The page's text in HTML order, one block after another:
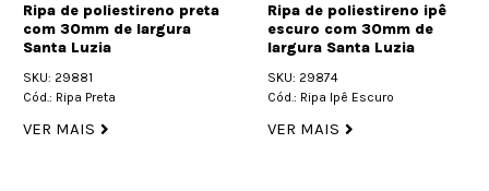
Ripa de poliestireno preta
com 30mm de largura
Santa Luzia
SKU: 29881
Cód.: Ripa Preta
VER MAIS
Ripa de poliestireno ipê
escuro com 30mm de
largura Santa Luzia
SKU: 29874
Cód.: Ripa Ipê Escuro
VER MAIS